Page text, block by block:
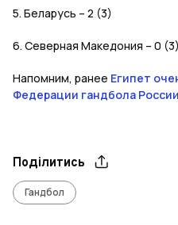
5. Беларусь – 2 (3)
6. Северная Македония – 0 (3)
Напомним, ранее Египет
Федерации гандбола России
Поділитись
Гандбол